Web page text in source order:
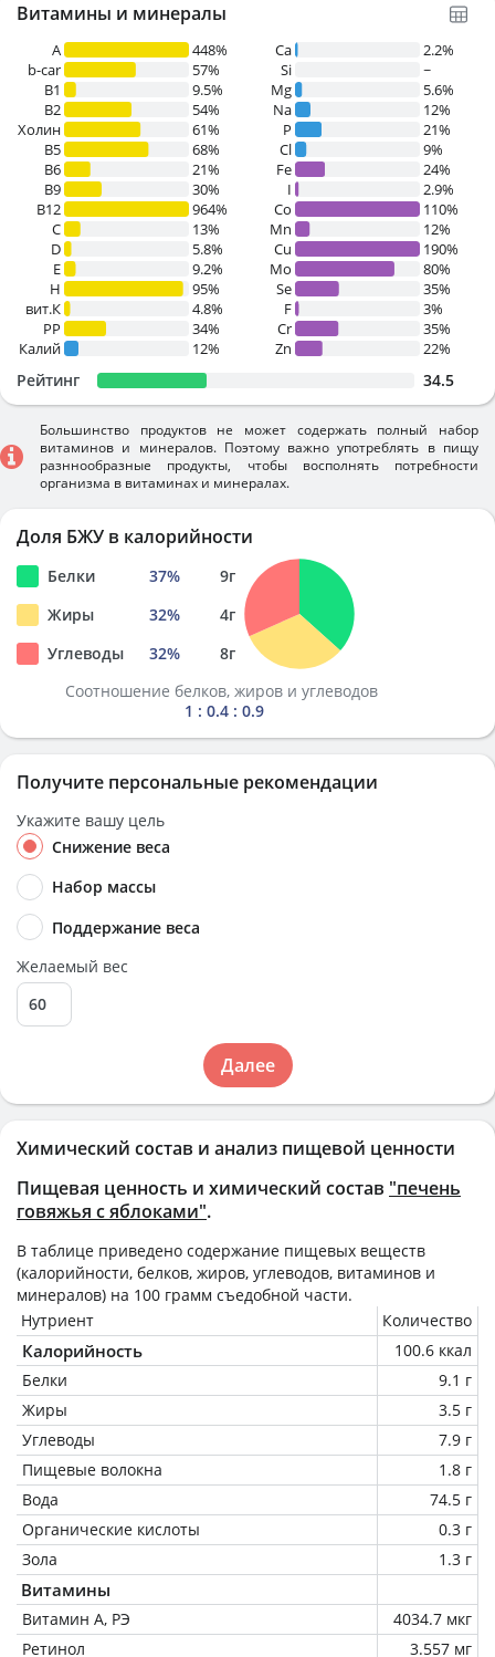
Химический состав и анализ пищевой ценности
Пищевая ценность и химический состав "печень
говяжья с яблоками".
В таблице приведено содержание пищевых веществ
(калорийности, белков, жиров, углеводов, витаминов и
минералов) на 100 грамм съедобной части.
Нутриент
Количество
Калорийность
100.6 ккал
Белки
9.1 г
Жиры
3.5 г
Углеводы
7.9 г
Пищевые волокна
1.8 г
Вода
74.5 г
Органические кислоты
0.3 г
Зола
1.3 г
Витамины
Витамин А, РЭ
4034.7 мкг
Ретинол
3.557 мг
Витамины и минералы
A
448%
b-car
57%
В1
9.5%
B2
54%
Холин
61%
B5
68%
B6
21%
B9
30%
B12
964%
C
13%
D
5.8%
E
9.2%
H
95%
вит.К
4.8%
PP
34%
Калий
12%
Ca
2.2%
Si
~
Mg
5.6%
Na
12%
P
21%
Cl
9%
Fe
24%
I
2.9%
Co
110%
Mn
12%
Cu
190%
Mo
80%
Se
35%
F
3%
Cr
35%
Zn
22%
Рейтинг 34.5
Большинство продуктов не может содержать полный набор
витаминов и минералов. Поэтому важно употреблять в пищу
разннообразные продукты, чтобы восполнять потребности
организма в витаминах и минералах.
Доля БЖУ в калорийности
Белки 37% 9г
Жиры
32% 4г
Углеводы
32% 8г
Соотношение белков, жиров и углеводов
1 : 0.4 : 0.9
Получите персональные рекомендации
Укажите вашу цель
Снижение веса
Набор массы
Поддержание веса
Желаемый вес
Далее